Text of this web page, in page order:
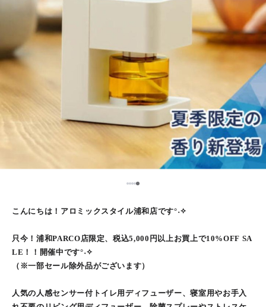
1234
こんにちは！アロミックスタイル浦和店です°˖✧
只今！浦和PARCO店限定、税込5,000円以上お買上で10%OFF SA
LE！！開催中です°˖✧
（※一部セール除外品がございます）
人気の人感センサー付トイレ用ディフューザー、寝室用やお手入